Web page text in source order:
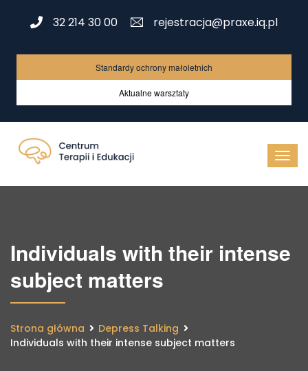
32 214 30 00 rejestracja@praxe.iq.pl
Standardy ochrony małoletnich
Aktualne warsztaty
Individuals with their intense
subject matters
Strona główna
Depress Talking
Individuals with their intense subject matters